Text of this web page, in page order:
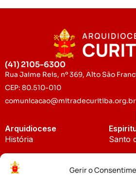
Gerir o
(41) 2105-6300
Rua Jaime Reis, nº 369, Alto São
CEP: 80.510-010
comunicacao@mitradecuritiba.org.br
Arquidiocese
História
Padroeira
Santo